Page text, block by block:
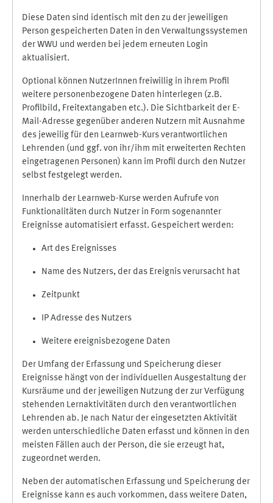
Diese Daten sind identisch mit den zu der jeweiligen
Person gespeicherten Daten in den Verwaltungssystemen
der WWU und werden bei jedem erneuten Login
aktualisiert.
Optional können NutzerInnen freiwillig in ihrem Profil
weitere personenbezogene Daten hinterlegen (z.B.
Profilbild, Freitextangaben etc.). Die Sichtbarkeit der E-
Mail-Adresse gegenüber anderen Nutzern mit Ausnahme
des jeweilig für den Learnweb-Kurs verantwortlichen
Lehrenden (und ggf. von ihr/ihm mit erweiterten Rechten
eingetragenen Personen) kann im Profil durch den Nutzer
selbst festgelegt werden.
Innerhalb der Learnweb-Kurse werden Aufrufe von
Funktionalitäten durch Nutzer in Form sogenannter
Ereignisse automatisiert erfasst. Gespeichert werden:
Art des Ereignisses
Name des Nutzers, der das Ereignis verursacht hat
Zeitpunkt
IP Adresse des Nutzers
Weitere ereignisbezogene Daten
Der Umfang der Erfassung und Speicherung dieser
Ereignisse hängt von der individuellen Ausgestaltung der
Kursräume und der jeweiligen Nutzung der zur Verfügung
stehenden Lernaktivitäten durch den verantwortlichen
Lehrenden ab. Je nach Natur der eingesetzten Aktivität
werden unterschiedliche Daten erfasst und können in den
meisten Fällen auch der Person, die sie erzeugt hat,
zugeordnet werden.
Neben der automatischen Erfassung und Speicherung der
Ereignisse kann es auch vorkommen, dass weitere Daten,